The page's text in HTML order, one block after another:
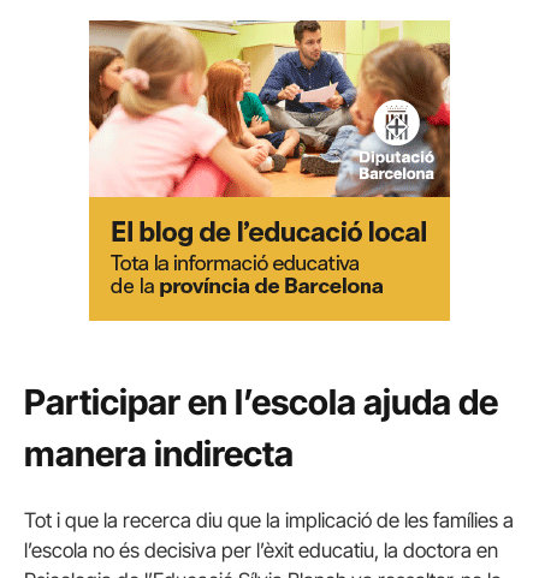
Participar en l’escola ajuda de
manera indirecta
Tot i que la recerca diu que la implicació de les famílies a
l’escola no és decisiva per l’èxit educatiu, la doctora en